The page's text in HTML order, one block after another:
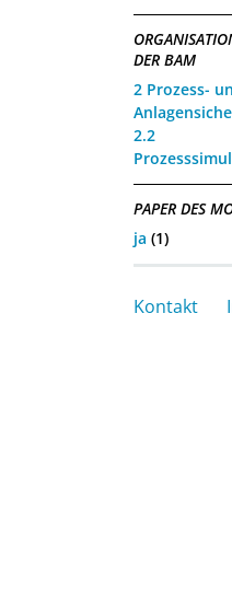
DER BAM
2 Prozess-
2.2
PAPER DES
ja (1)
Kontakt